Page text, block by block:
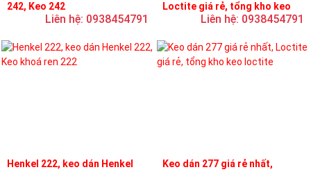
242, Keo 242
Liên hệ: 0938454791
Loctite giá rẻ, tổng kho keo
Liên hệ: 0938454791
Henkel 222, keo dán Henkel
Keo dán 277 giá rẻ nhất,